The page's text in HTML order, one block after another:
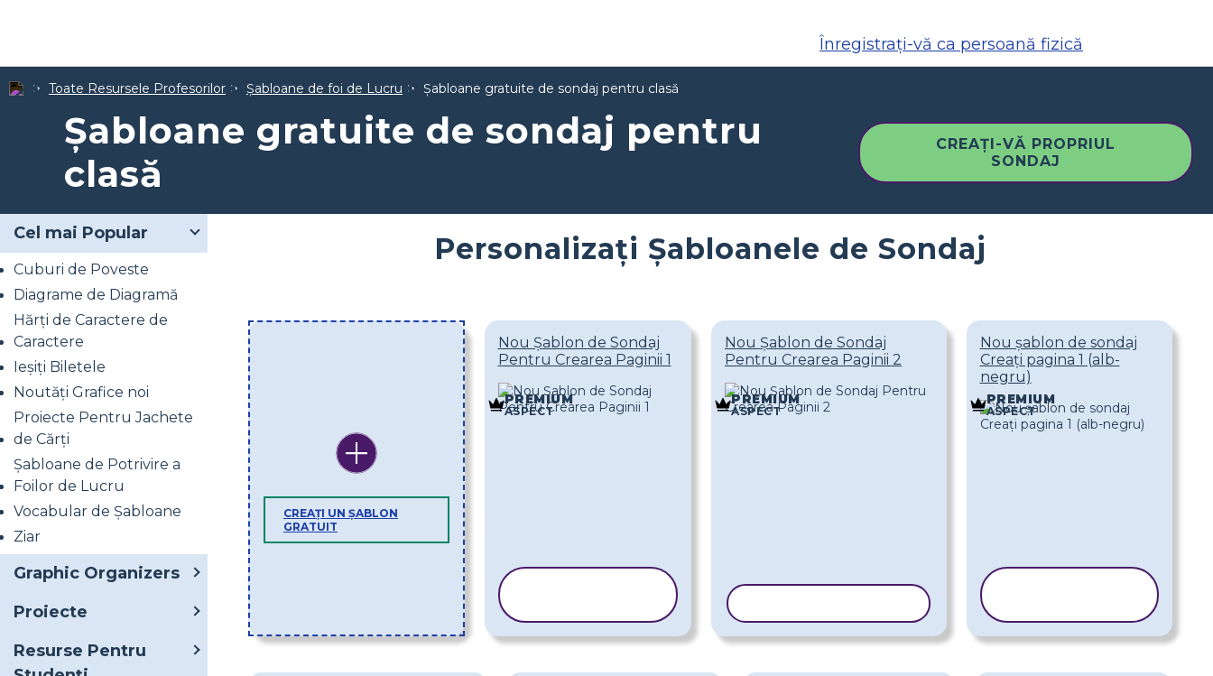
Înregistrați-vă ca persoană fizică
Toate Resursele Profesorilor Șabloane de foi de Lucru Șabloane gratuite de sondaj pentru clasă
Șabloane gratuite de sondaj pentru
clasă
CREAȚI-VĂ PROPRIUL
SONDAJ
Cel mai Popular
Cuburi de Poveste
Diagrame de Diagramă
Hărți de Caractere de
Caractere
Ieșiți Biletele
Noutăți Grafice noi
Proiecte Pentru Jachete
de Cărți
Șabloane de Potrivire a
Foilor de Lucru
Vocabular de Șabloane
Ziar
Graphic Organizers
Proiecte
Resurse Pentru
Personalizați Șabloanele de Sondaj
CREAȚI UN ȘABLON
GRATUIT
Nou Șablon de Sondaj
Pentru Crearea Paginii 1
PREMIUM
ASPECT
Nou Șablon de Sondaj
Pentru Crearea Paginii 2
PREMIUM
ASPECT
Nou șablon de sondaj
Creați pagina 1 (alb-
negru)
PREMIUM
ASPECT